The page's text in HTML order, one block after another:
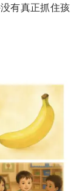
有真正抓住孩